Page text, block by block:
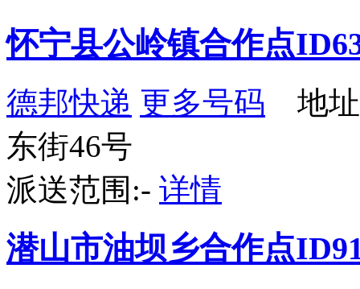
怀宁县公岭镇合作点
德邦快递 更多号码 地址
东街46号
派送范围:- 详情
潜山市油坝乡合作点